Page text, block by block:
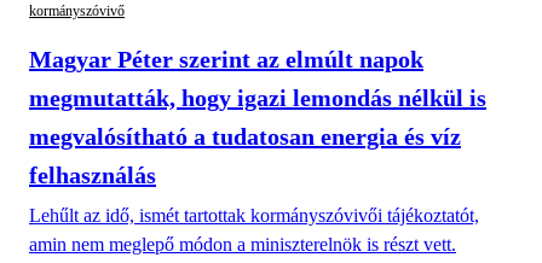
kormányszóvivő
Magyar Péter szerint az elmúlt napok
megmutatták, hogy igazi lemondás nélkül is
megvalósítható a tudatosan energia és víz
felhasználás
Lehűlt az idő, ismét tartottak kormányszóvivői tájékoztatót,
amin nem meglepő módon a miniszterelnök is részt vett.